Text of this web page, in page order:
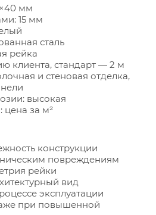
мм
15 мм
сталь
рейка
клиента, стандарт — 2 м
и стеновая отделка,
высокая
за м²
конструкции
повреждениям
рейки
вид
эксплуатации
при повышенной